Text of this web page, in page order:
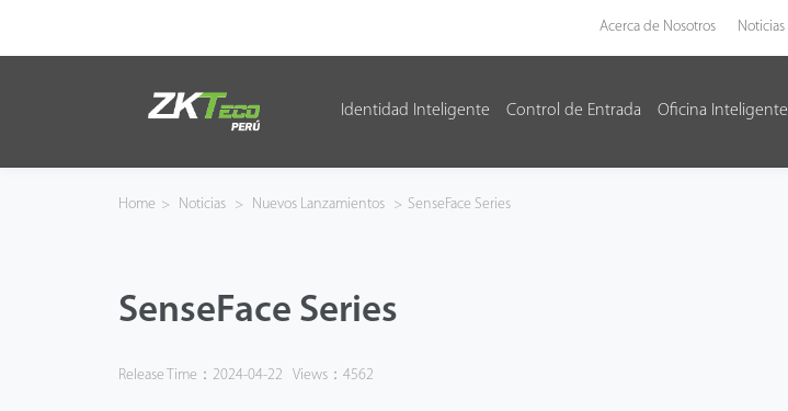
Acerca de Nosotros Noticias
Identidad Inteligente Control de Entrada Oficina Inteligente
Control de Entrada
Home > Noticias > Nuevos Lanzamientos > SenseFace Series
SenseFace Series
Release Time：2024-04-22 Views：4562